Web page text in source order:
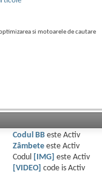
si motoarele de cautare
Codul BBeste Activ
Zâmbeteeste Activ
Codul
[IMG] este Activ
[VIDEO] code is Activ